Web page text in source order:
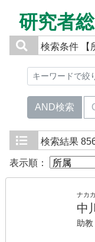
研究者
検索条件
AND検索
検索結果
表示順：
ナカ
中
助教